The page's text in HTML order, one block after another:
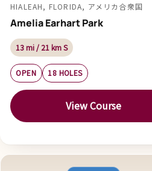
HIALEAH, FLORIDA, アメリカ合衆国
Amelia Earhart Park
13 mi / 21 km S
OPEN 18 HOLES
View Course